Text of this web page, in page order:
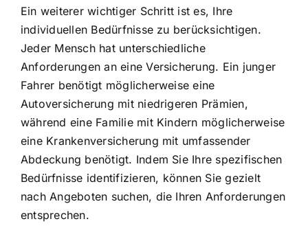
Ein weiterer wichtiger Schritt ist es, Ihre
individuellen Bedürfnisse zu berücksichtigen.
Jeder Mensch hat unterschiedliche
Anforderungen an eine Versicherung. Ein junger
Fahrer benötigt möglicherweise eine
Autoversicherung mit niedrigeren Prämien,
während eine Familie mit Kindern möglicherweise
eine Krankenversicherung mit umfassender
Abdeckung benötigt. Indem Sie Ihre spezifischen
Bedürfnisse identifizieren, können Sie gezielt
nach Angeboten suchen, die Ihren Anforderungen
entsprechen.